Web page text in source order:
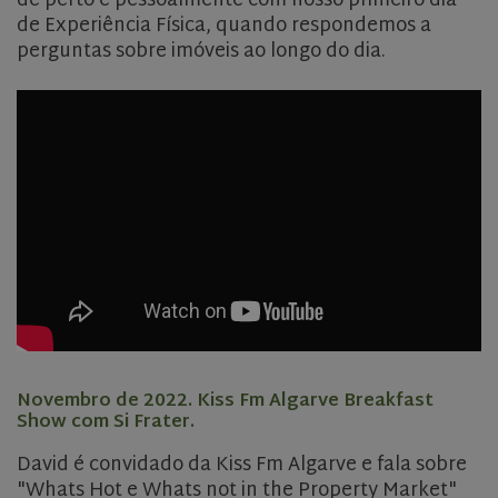
de Experiência Física, quando respondemos a
perguntas sobre imóveis ao longo do dia.
Novembro de 2022. Kiss Fm Algarve Breakfast
Show com Si Frater.
David é convidado da Kiss Fm Algarve e fala sobre
"Whats Hot e Whats not in the Property Market"